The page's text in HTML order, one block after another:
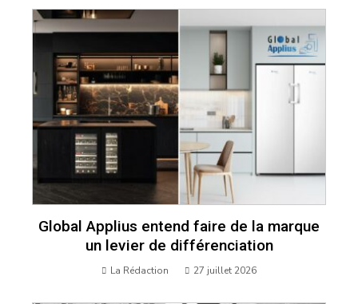
Global Applius entend faire de la marque
un levier de différenciation
La Rédaction 27 juillet 2026